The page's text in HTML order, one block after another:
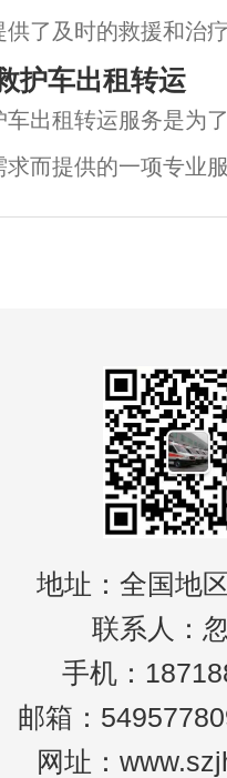
供了及时的救援和治
地到达医院或其他医
车出租的相关内容。
护车出租转运
车出租转运服务是为
求而提供的一项专业
的医疗条件相对较好
地址：全国地
联系人：
手机：
邮箱：
网址：